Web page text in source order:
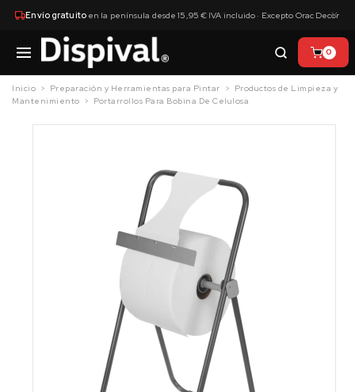
Envío gratuitoen la península desde 15,95 € IVA incluido · Excepto Orac Decor
×
0
Inicio Preparación y Herramientas para Pintar
Productos de Limpieza y
Mantenimiento
Portarrollos Para Bobina De Celulosa